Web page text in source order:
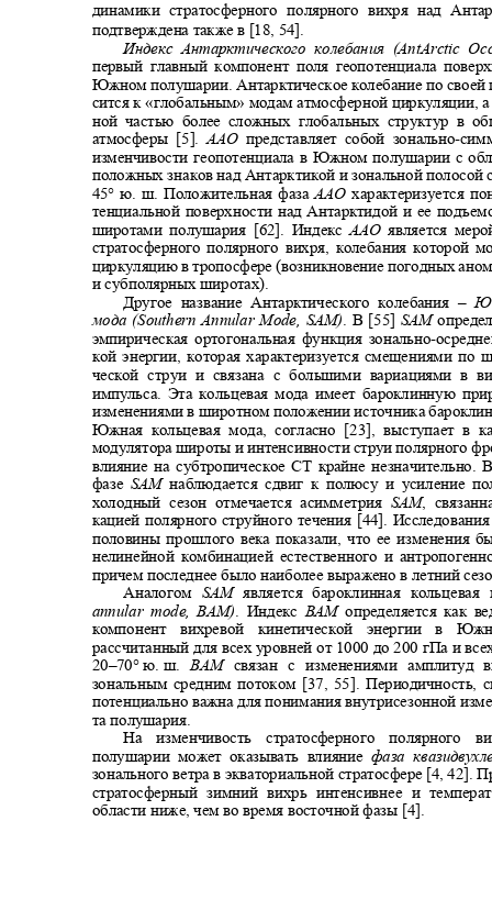
динамики стратосферного полярного вихря над
подтверждена также в [18, 54].
Индекс Антарктического колебания (AntArctic
первый главный компонент поля геопотенциала
Южном полушарии. Антарктическое колебание по своей
сится к «глобальным» модам атмосферной циркуляции, а
ной частью более сложных глобальных структур в
атмосферы [5].ААОпредставляет собой зонально-
изменчивости геопотенциала в Южном полушарии с
положных знаков над Антарктикой и зональной
45° ю. ш. Положительная фазаААОхарактеризуется
тенциальной поверхности над Антарктидой и ее
широтами полушария [62]. ИндексAAOявляется
стратосферного полярного вихря, колебания которой
циркуляцию в тропосфере (возникновение погодных
и субполярных широтах).
Другое название Антарктического колебания–
мода (Southern Annular Mode, SAM). В [55]SAM
эмпирическая ортогональная функция зонально-
кой энергии, которая характеризуется смещениями по
ческой струи и связана с большими вариациями в
импульса. Эта кольцевая мода имеет бароклинную
изменениями в широтном положении источника
Южная кольцевая мода, согласно [23], выступает в
модулятора широты и интенсивности струи полярного
влияние на субтропическое СТ крайне
фазе SAMнаблюдается сдвиг к полюсу и усиление
холодный сезон отмечается асимметрия SAM,
кацией полярного струйного течения [44].
половины прошлого века показали, что ее изменения
нелинейной комбинацией естественного и
причем последнее было наиболее выражено в летний
Аналогом SAMявляется бароклинная
annular mode, ВАМ) . Индекс BAMопределяется как
компонент вихревой кинетической энергии в
рассчитанный для всех уровней от 1000 до 200 гПа и
20‒70° ю. ш.
BAM связан с изменениями
зональным средним потоком [37, 55]. Периодичность,
потенциально важна для понимания внутрисезонной
та полушария.
На изменчивость стратосферного
полушарии может оказывать влияниефаза
зонального ветра в экваториальной стратосфере [4, 42].
стратосферный зимний вихрь интенсивнее и
области ниже, чем во время восточной фазы [4].